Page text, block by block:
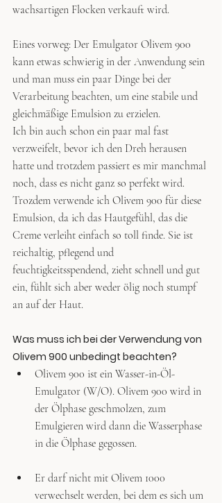
wachsartigen Flocken verkauft wird.
Eines vorweg: Der Emulgator Olivem 900
kann etwas schwierig in der Anwendung sein
und man muss ein paar Dinge bei der
Verarbeitung beachten, um eine stabile und
gleichmäßige Emulsion zu erzielen.
Ich bin auch schon ein paar mal fast
verzweifelt, bevor ich den Dreh herausen
hatte und trotzdem passiert es mir manchmal
noch, dass es nicht ganz so perfekt wird.
Trozdem verwende ich Olivem 900 für diese
Emulsion, da ich das Hautgefühl, das die
Creme verleiht einfach so toll finde. Sie ist
reichaltig, pflegend und
feuchtigkeitsspendend, zieht schnell und gut
ein, fühlt sich aber weder ölig noch stumpf
an auf der Haut.
Was muss ich bei der Verwendung von
Olivem 900 unbedingt beachten?
Olivem 900 ist ein Wasser-in-Öl-
Emulgator (W/O). Olivem 900 wird in
der Ölphase geschmolzen, zum
Emulgieren wird dann die Wasserphase
in die Ölphase gegossen.
Er darf nicht mit Olivem 1000
verwechselt werden, bei dem es sich um